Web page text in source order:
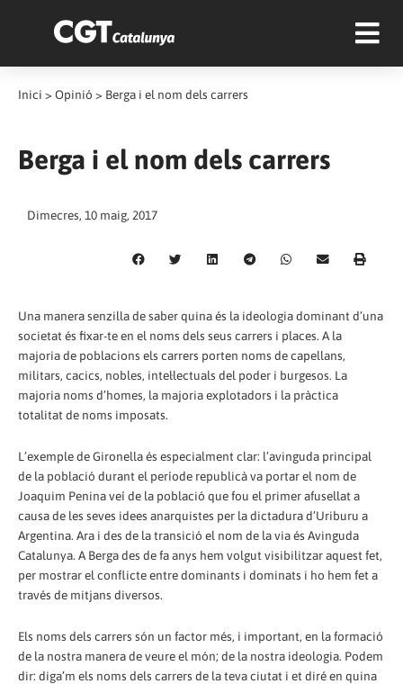
Inici > Opinió > Berga i el nom dels carrers
Berga i el nom dels carrers
Dimecres, 10 maig, 2017
Una manera senzilla de saber quina és la ideologia dominant d’una
societat és fixar-te en el noms dels seus carrers i places. A la
majoria de poblacions els carrers porten noms de capellans,
militars, cacics, nobles, intel·lectuals del poder i burgesos. La
majoria noms d’homes, la majoria explotadors i la pràctica
totalitat de noms imposats.
L’exemple de Gironella és especialment clar: l’avinguda principal
de la població durant el període republicà va portar el nom de
Joaquim Penina veí de la població que fou el primer afusellat a
causa de les seves idees anarquistes per la dictadura d’Uriburu a
Argentina. Ara i des de la transició el nom de la via és Avinguda
Catalunya. A Berga des de fa anys hem volgut visibilitzar aquest fet,
per mostrar el conflicte entre dominants i dominats i ho hem fet a
través de mitjans diversos.
Els noms dels carrers són un factor més, i important, en la formació
de la nostra manera de veure el món; de la nostra ideologia. Podem
dir: diga’m els noms dels carrers de la teva ciutat i et diré en quina